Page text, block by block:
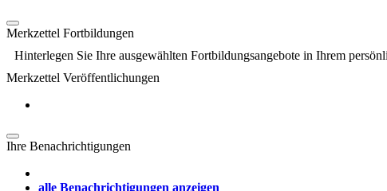
Merkzettel Fortbildungen
Hinterlegen Sie Ihre ausgewählten Fortbildungsangebote in Ihrem
Merkzettel Veröffentlichungen
Ihre Benachrichtigungen
alle Benachrichtigungen anzeigen